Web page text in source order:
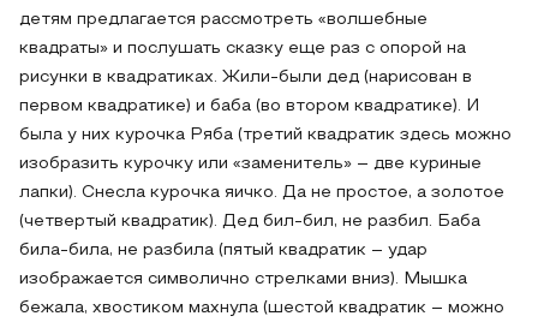
детям предлагается рассмотреть «волшебные
квадраты» и послушать сказку еще раз с опорой на
рисунки в квадратиках. Жили-были дед (нарисован в
первом квадратике) и баба (во втором квадратике). И
была у них курочка Ряба (третий квадратик здесь можно
изобразить курочку или «заменитель» – две куриные
лапки). Снесла курочка яичко. Да не простое, а золотое
(четвертый квадратик). Дед бил-бил, не разбил. Баба
била-била, не разбила (пятый квадратик – удар
изображается символично стрелками вниз). Мышка
бежала, хвостиком махнула (шестой квадратик – можно